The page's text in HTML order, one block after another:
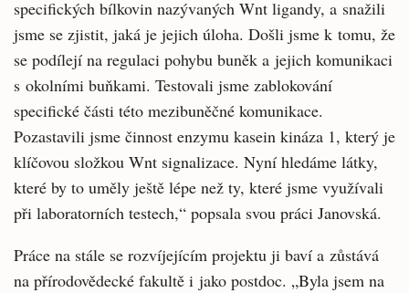
specifických bílkovin nazývaných Wnt ligandy, a snažili
jsme se zjistit, jaká je jejich úloha. Došli jsme k tomu, že
se podílejí na regulaci pohybu buněk a jejich komunikaci
s okolními buňkami. Testovali jsme zablokování
specifické části této mezibuněčné komunikace.
Pozastavili jsme činnost enzymu kasein kináza 1, který je
klíčovou složkou Wnt signalizace. Nyní hledáme látky,
které by to uměly ještě lépe než ty, které jsme využívali
při laboratorních testech,“ popsala svou práci Janovská.
Práce na stále se rozvíjejícím projektu ji baví a zůstává
na přírodovědecké fakultě i jako postdoc. „Byla jsem na